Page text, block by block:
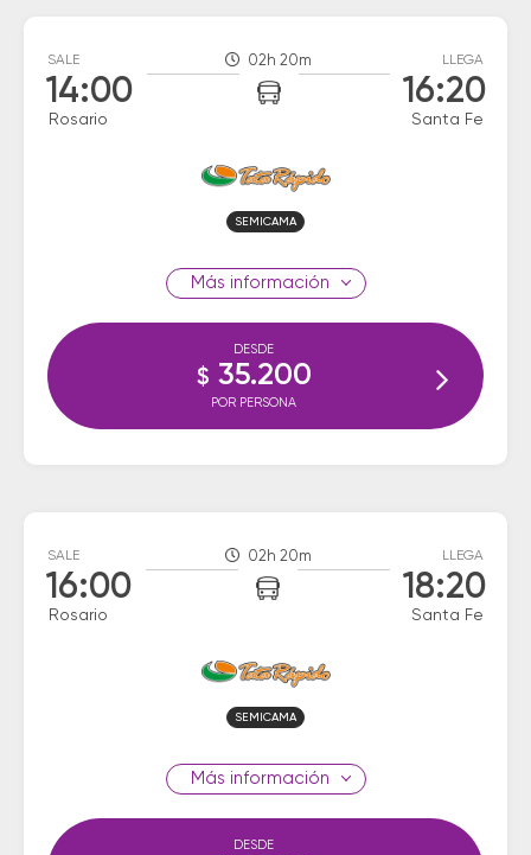
SALE
14:00
Rosario
02h 20m LLEGA
16:20
Santa Fe
SEMICAMA
información
DESDE
$ 35.200
POR PERSONA
SALE
16:00
Rosario
02h 20m LLEGA
18:20
Santa Fe
SEMICAMA
información
DESDE